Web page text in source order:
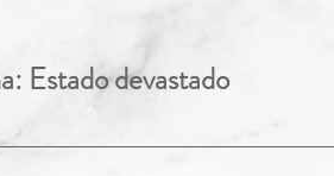
Estado devastado